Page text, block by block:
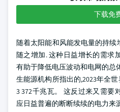
下载免
随着太阳能和风能发电量的持
随之增加. 这种日益增长的需求
有助于降低电压波动和电网的总
生能源机构所指出的,2023年全
3 372千兆瓦。 这反过来又需要
应日益普遍的断断续续的电力来